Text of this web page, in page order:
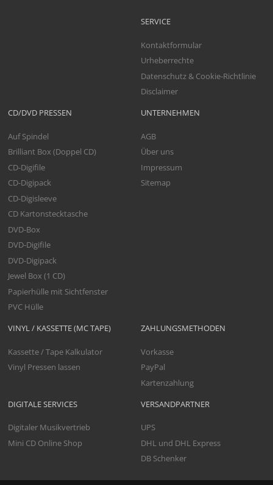
VINYL / KASSETTE (MC TAPE)
Kassette / Tape Kalkulator
Vinyl Pressen lassen
DIGITALE SERVICES
Digitaler Musikvertrieb
Mini CD Online Shop
CD/DVD PRESSEN
Auf Spindel
Brilliant Box (Doppel CD)
CD-Digifile
CD-Digipack
CD-Digisleeve
CD Kartonstecktasche
DVD-Box
DVD-Digifile
DVD-Digipack
Jewel Box (1 CD)
Papierhülle mit Sichtfenster
PVC Hülle
SERVICE
Kontaktformular
Urheberrechte
Datenschutz & Cookie-Richtlinie
Disclaimer
UNTERNEHMEN
AGB
Über uns
Impressum
Sitemap
ZAHLUNGSMETHODEN
Vorkasse
PayPal
Kartenzahlung
VERSANDPARTNER
UPS
DHL und DHL Express
DB Schenker